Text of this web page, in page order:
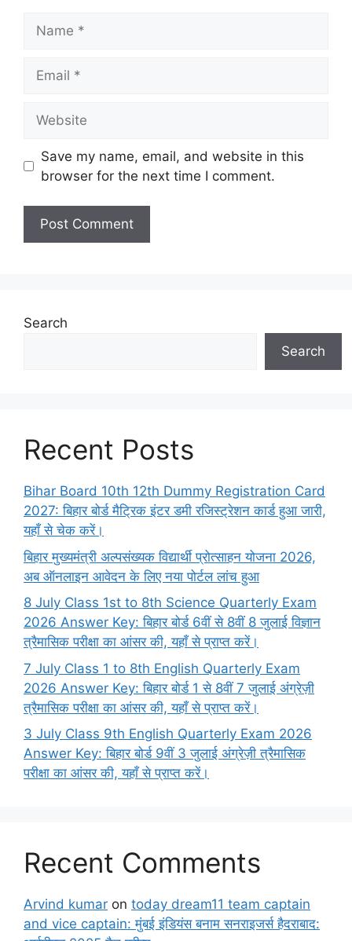
Save my name, email, and website in this
browser for the next time I comment.
Search
Search
Recent Posts
Bihar Board 10th 12th Dummy Registration Card
2027: बिहार बोर्ड मैट्रिक इंटर डमी रजिस्ट्रेशन कार्ड हुआ जारी,
यहाँ से चेक करें।
बिहार मुख्यमंत्री अल्पसंख्यक विद्यार्थी प्रोत्साहन योजना 2026,
अब ऑनलाइन आवेदन के लिए नया पोर्टल लांच हुआ
8 July Class 1st to 8th Science Quarterly Exam
2026 Answer Key: बिहार बोर्ड 6वीं से 8वीं 8 जुलाई विज्ञान
त्रैमासिक परीक्षा का आंसर की, यहाँ से प्राप्त करें।
7 July Class 1 to 8th English Quarterly Exam
2026 Answer Key: बिहार बोर्ड 1 से 8वीं 7 जुलाई अंग्रेज़ी
त्रैमासिक परीक्षा का आंसर की, यहाँ से प्राप्त करें।
3 July Class 9th English Quarterly Exam 2026
Answer Key: बिहार बोर्ड 9वीं 3 जुलाई अंग्रेज़ी त्रैमासिक
परीक्षा का आंसर की, यहाँ से प्राप्त करें।
Recent Comments
Arvind kumar on today dream11 team captain
and vice captain: मुंबई इंडियंस बनाम सनराइजर्स हैदराबाद: